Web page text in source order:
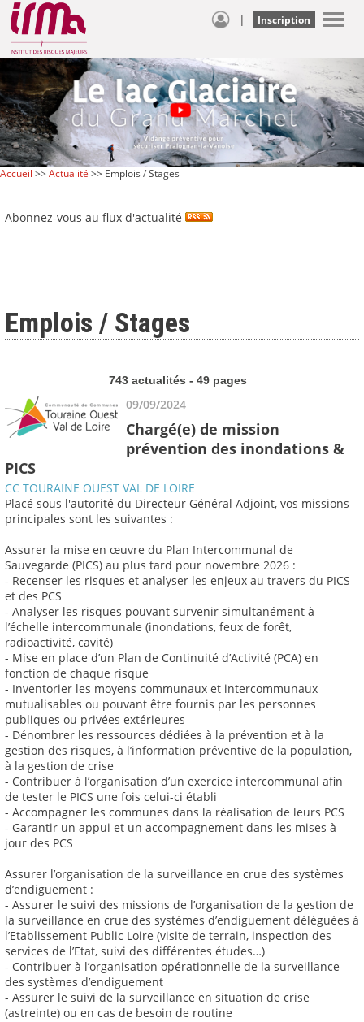
| Inscription
Accueil >>Actualité >> Emplois / Stages
Abonnez-vous au flux d'actualité
Emplois / Stages
743 actualités - 49 pages
09/09/2024
Chargé(e) de mission
prévention des inondations &
PICS
CC TOURAINE OUEST VAL DE LOIRE
Placé sous l'autorité du Directeur Général Adjoint, vos missions
principales sont les suivantes :
Assurer la mise en œuvre du Plan Intercommunal de
Sauvegarde (PICS) au plus tard pour novembre 2026 :
- Recenser les risques et analyser les enjeux au travers du PICS
et des PCS
- Analyser les risques pouvant survenir simultanément à
l’échelle intercommunale (inondations, feux de forêt,
radioactivité, cavité)
- Mise en place d’un Plan de Continuité d’Activité (PCA) en
fonction de chaque risque
- Inventorier les moyens communaux et intercommunaux
mutualisables ou pouvant être fournis par les personnes
publiques ou privées extérieures
- Dénombrer les ressources dédiées à la prévention et à la
gestion des risques, à l’information préventive de la population,
à la gestion de crise
- Contribuer à l’organisation d’un exercice intercommunal afin
de tester le PICS une fois celui-ci établi
- Accompagner les communes dans la réalisation de leurs PCS
- Garantir un appui et un accompagnement dans les mises à
jour des PCS
Assurer l’organisation de la surveillance en crue des systèmes
d’endiguement :
- Assurer le suivi des missions de l’organisation de la gestion de
la surveillance en crue des systèmes d’endiguement déléguées à
l’Etablissement Public Loire (visite de terrain, inspection des
services de l’Etat, suivi des différentes études…)
- Contribuer à l’organisation opérationnelle de la surveillance
des systèmes d’endiguement
- Assurer le suivi de la surveillance en situation de crise
(astreinte) ou en cas de besoin de routine